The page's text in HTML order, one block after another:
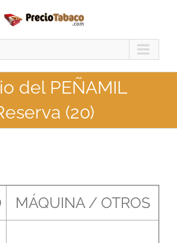
del PEÑAMIL
(20)
MÁQUINA / OTROS